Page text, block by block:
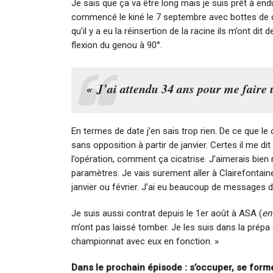
Je sais que ça va être long mais je suis prêt à
commencé le kiné le 7 septembre avec bottes
qu’il y a eu la réinsertion de la racine ils m’ont dit
flexion du genou à 90°.
« J’ai attendu 34 ans pour me faire
En termes de date j’en sais trop rien. De ce que
sans opposition à partir de janvier. Certes il me
l’opération, comment ça cicatrise. J’aimerais
paramètres. Je vais surement aller à
janvier ou février. J’ai eu beaucoup de
Je suis aussi contrat depuis le 1er août à ASA (
m’ont pas laissé tomber. Je les suis dans la
championnat avec eux en fonction. »
Dans le prochain épisode : s’occuper, se